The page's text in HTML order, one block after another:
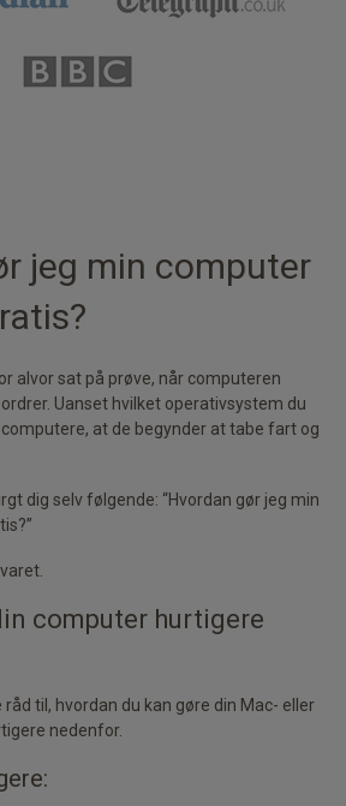
jeg min computer
alvor sat på prøve, når computeren
Uanset hvilket operativsystem du
at de begynder at tabe fart og
dig selv følgende: “Hvordan gør jeg min
computer hurtigere
til, hvordan du kan gøre din Mac- eller
nedenfor.